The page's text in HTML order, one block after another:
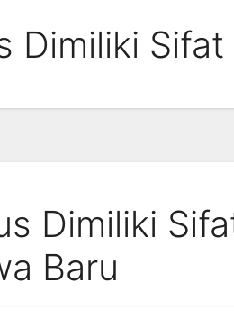
Dimiliki
Dimiliki
Baru